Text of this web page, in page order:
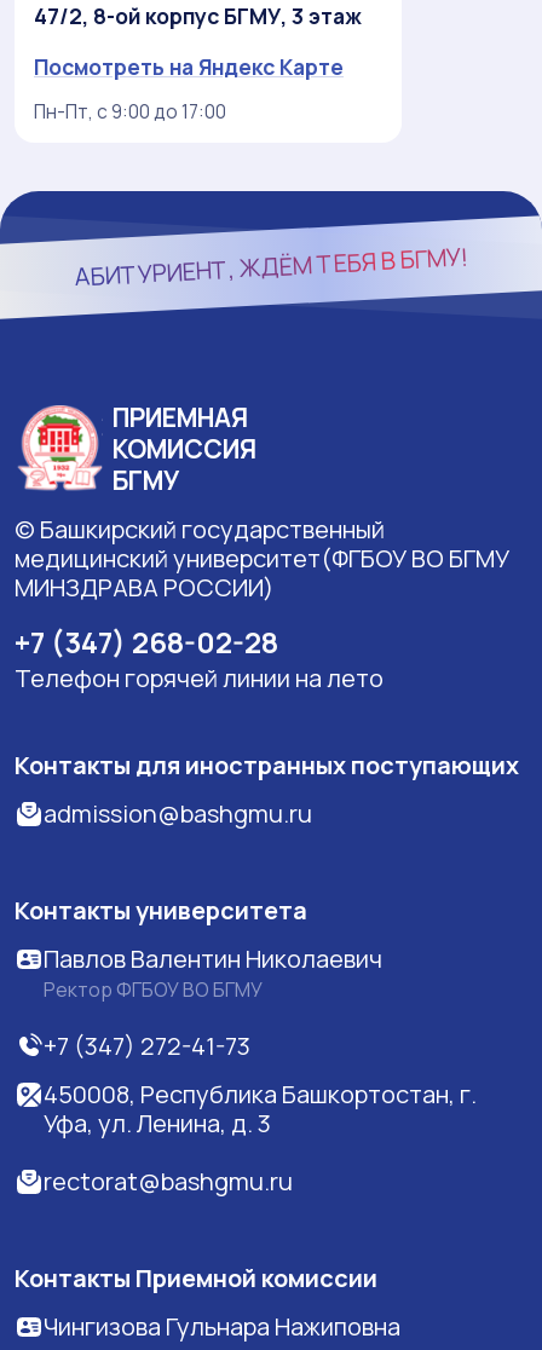
47/2, 8-ой корпус БГМУ, 3 этаж
Посмотреть на Яндекс Карте
Пн-Пт, с 9:00 до 17:00
АБИТУРИЕНТ, ЖДЁМ ТЕБЯ ВБГМУ!
ПРИЕМНАЯ
КОМИССИЯ
БГМУ
© Башкирский государственный
медицинский университет(ФГБОУ ВО БГМУ
МИНЗДРАВА РОССИИ)
+7 (347) 268-02-28
Телефон горячей линии на лето
Контакты для иностранных поступающих
admission@bashgmu.ru
Контакты университета
Павлов Валентин Николаевич
Ректор ФГБОУ ВО БГМУ
+7 (347) 272-41-73
450008, Республика Башкортостан, г.
Уфа, ул. Ленина, д. 3
rectorat@bashgmu.ru
Контакты Приемной комиссии
Чингизова Гульнара Нажиповна